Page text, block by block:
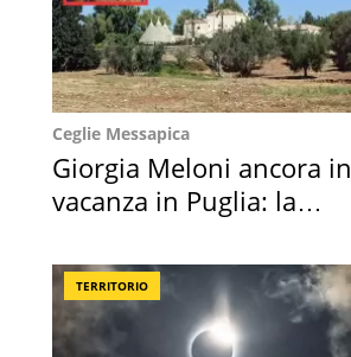
Ceglie Messapica
Giorgia Meloni ancora in
vacanza in Puglia: la
TERRITORIO